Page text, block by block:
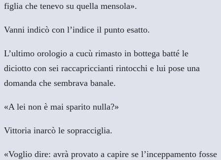
figlia che tenevo su quella mensola».
Vanni indicò con l’indice il punto esatto.
L’ultimo orologio a cucù rimasto in bottega batté le
diciotto con sei raccapriccianti rintocchi e lui pose una
domanda che sembrava banale.
«A lei non è mai sparito nulla?»
Vittoria inarcò le sopracciglia.
«Voglio dire: avrà provato a capire se l’inceppamento fosse